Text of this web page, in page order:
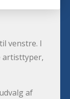
venstre. I
artisttyper,
af